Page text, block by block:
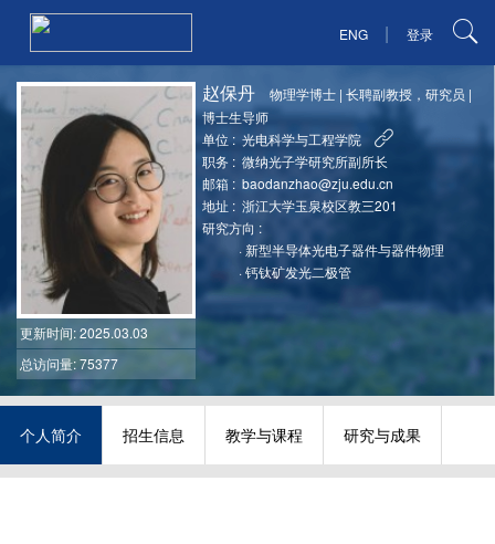
ENG | 登录
更新时间: 2025.03.03
总访问量: 75377
赵保丹 物理学博士 |长聘副教授，研究员 |
博士生导师
单位 : 光电科学与工程学院
职务 : 微纳光子学研究所副所长
邮箱 : baodanzhao@zju.edu.cn
地址 : 浙江大学玉泉校区教三201
研究方向 :
·新型半导体光电子器件与器件物理
·钙钛矿发光二极管
个人简介 招生信息 教学与课程 研究与成果